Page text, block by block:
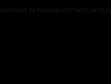
SMERNICE ZA PRIMENU VEŠTAČKE